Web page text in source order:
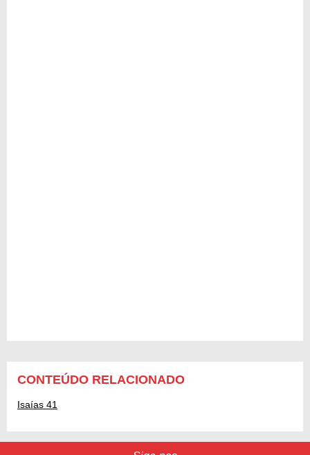
CONTEÚDO RELACIONADO
Isaías 41